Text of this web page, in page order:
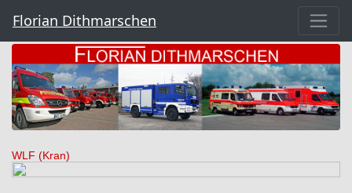
Florian Dithmarschen
WLF (Kran)